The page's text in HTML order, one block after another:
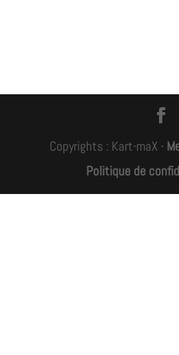
Copyrights : Kart-maX -
Politique de